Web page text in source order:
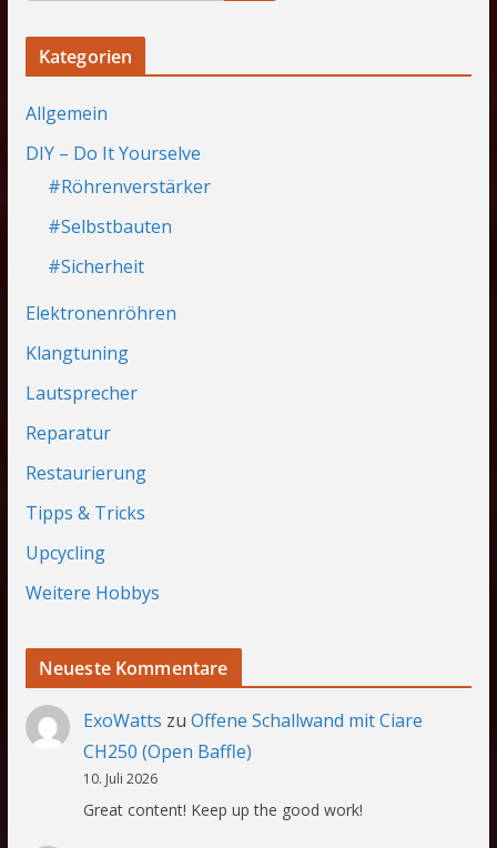
Kategorien
Allgemein
DIY – Do It Yourselve
#Röhrenverstärker
#Selbstbauten
#Sicherheit
Elektronenröhren
Klangtuning
Lautsprecher
Reparatur
Restaurierung
Tipps & Tricks
Upcycling
Weitere Hobbys
Neueste Kommentare
ExoWatts zu Offene Schallwand mit Ciare
CH250 (Open Baffle)
10. Juli 2026
Great content! Keep up the good work!